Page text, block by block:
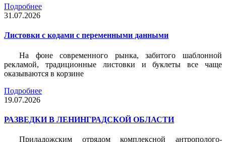
Подробнее
31.07.2026
Листовки c кодами с переменными данными
На фоне современного рынка, забитого шаблонной
рекламой, традиционные листовки и буклеты все чаще
оказываются в корзине
Подробнее
19.07.2026
РАЗВЕДКИ В ЛЕНИНГРАДСКОЙ ОБЛАСТИ
Приладожским отрядом комплексной антрополого-